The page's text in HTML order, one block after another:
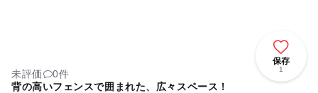
保存
1
未評価
0件
背の高いフェンスで囲まれた、広々スペース！